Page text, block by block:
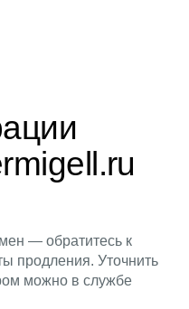
— обратитесь к
продления. Уточнить
можно в службе